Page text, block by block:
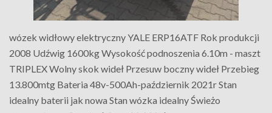
wózek widłowy elektryczny YALE ERP16ATF Rok produkcji
2008 Udźwig 1600kg Wysokość podnoszenia 6.10m - maszt
TRIPLEX Wolny skok wideł Przesuw boczny wideł Przebieg
13.800mtg Bateria 48v-500Ah-październik 2021r Stan
idealny baterii jak nowa Stan wózka idealny Świeżo